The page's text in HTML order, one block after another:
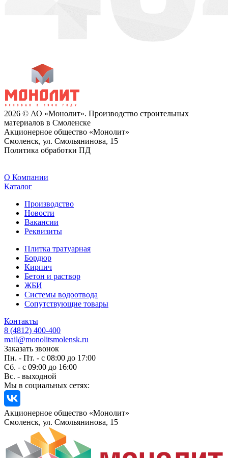
2026 © АО «Монолит». Производство строительных
материалов в Смоленске
Акционерное общество «Монолит»
Смоленск, ул. Смольянинова, 15
Политика обработки ПД
O Компании
Каталог
Производство
Новости
Вакансии
Реквизиты
Плитка тратуарная
Бордюр
Кирпич
Бетон и раствор
ЖБИ
Системы водоотвода
Сопутствующие товары
Контакты
8 (4812) 400-400
mail@monolitsmolensk.ru
Заказать звонок
Пн. - Пт. - с 08:00 до 17:00
Сб. - с 09:00 до 16:00
Вс. - выходной
Мы в социальных сетях:
Акционерное общество «Монолит»
Смоленск, ул. Смольянинова, 15